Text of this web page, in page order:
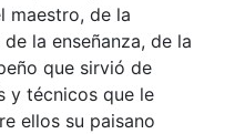
maestro, de la
la enseñanza, de la
que sirvió de
y técnicos que le
ellos su paisano